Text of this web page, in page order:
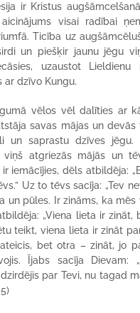
ir Kristus
visai radībai
Ticība uz
un piešķir jaunu jēgu
uzaustot Lieldienu
ar dzīvo Kungu.
vēlos vēl dalīties ar
savas mājas un devās
un saprastu dzīves jēgu.
viņš atgriezās mājās un
iemācījies, dēls atbildēja:
Uz to tēvs sacīja: „Tev
un pūles. Ir zināms, ka mēs
„Viena lieta ir zināt,
teikt, viena lieta ir zināt
bet otra – zināt, jo
Ījabs sacīja Dievam:
par Tevi, nu tagad